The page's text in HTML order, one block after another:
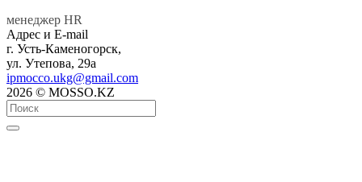
менеджер HR
Адрес и E-mail
г. Усть-Каменогорск,
ул. Утепова, 29а
ipmocco.ukg@gmail.com
2026 © MOSSO.KZ